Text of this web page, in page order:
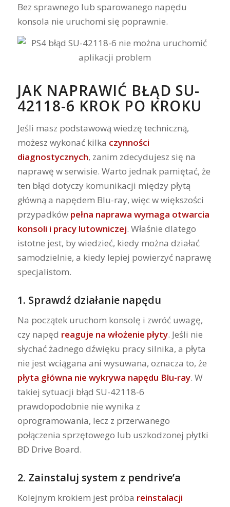
Bez sprawnego lub sparowanego napędu
konsola nie uruchomi się poprawnie.
JAK NAPRAWIĆ BŁĄD SU-
42118-6 KROK PO KROKU
Jeśli masz podstawową wiedzę techniczną,
możesz wykonać kilka czynności
diagnostycznych, zanim zdecydujesz się na
naprawę w serwisie. Warto jednak pamiętać, że
ten błąd dotyczy komunikacji między płytą
główną a napędem Blu-ray, więc w większości
przypadków pełna naprawa wymaga otwarcia
konsoli i pracy lutowniczej. Właśnie dlatego
istotne jest, by wiedzieć, kiedy można działać
samodzielnie, a kiedy lepiej powierzyć naprawę
specjalistom.
1. Sprawdź działanie napędu
Na początek uruchom konsolę i zwróć uwagę,
czy napęd reaguje na włożenie płyty. Jeśli nie
słychać żadnego dźwięku pracy silnika, a płyta
nie jest wciągana ani wysuwana, oznacza to, że
płyta główna nie wykrywa napędu Blu-ray. W
takiej sytuacji błąd SU-42118-6
prawdopodobnie nie wynika z
oprogramowania, lecz z przerwanego
połączenia sprzętowego lub uszkodzonej płytki
BD Drive Board.
2. Zainstaluj system z pendrive’a
Kolejnym krokiem jest próba reinstalacji